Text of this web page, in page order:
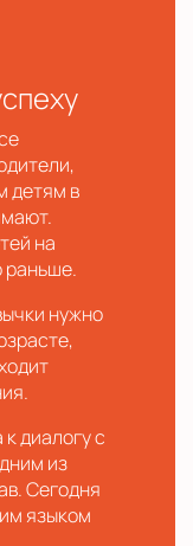
детям в
на
раньше.
нужно
диалогу с
из
Сегодня
языком